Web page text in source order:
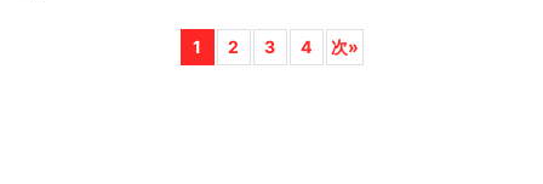
1 2 3 4 次»